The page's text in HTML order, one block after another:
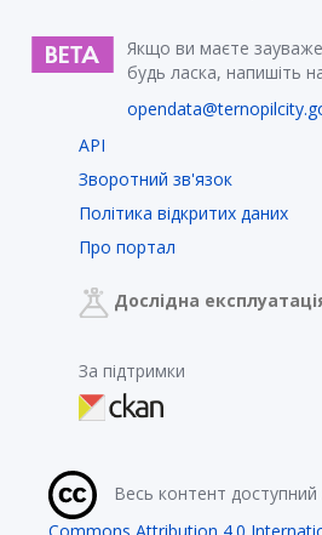
Якщо ви маєте
будь ласка, напишіть
API
Зворотний зв'язок
Політика відкритих даних
Про портал
Дослідна
За підтримки
Весь контент доступний